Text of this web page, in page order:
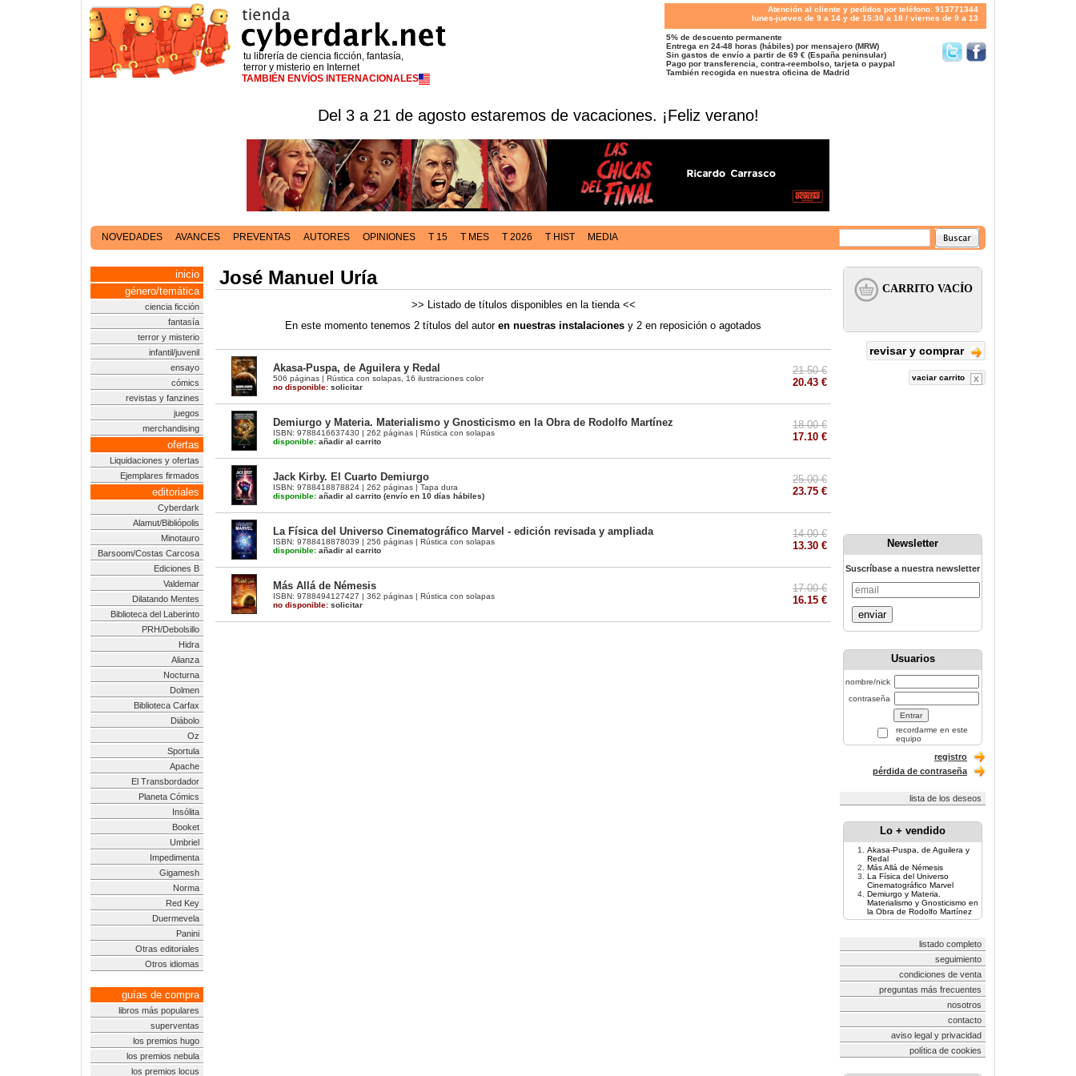
tu librería de ciencia ficción, fantasía,
terror y misterio en Internet
TAMBIÉN ENVÍOS INTERNACIONALES
Atención al cliente y pedidos por teléfono: 913771344
lunes-jueves de 9 a 14 y de 15:30 a 18 / viernes de 9 a 13
5% de descuento permanente
Entrega en 24-48 horas (hábiles) por mensajero (MRW)
Sin gastos de envío a partir de 69 € (España peninsular)
Pago por transferencia, contra-reembolso, tarjeta o paypal
También recogida en nuestra oficina de Madrid
Del 3 a 21 de agosto estaremos de vacaciones. ¡Feliz verano!
NOVEDADES AVANCES PREVENTAS AUTORES OPINIONES T 15 T MES T 2026 T HIST MEDIA
inicio
género/temática
ciencia ficción
fantasía
terror y misterio
infantil/juvenil
ensayo
cómics
revistas y fanzines
juegos
merchandising
ofertas
Liquidaciones y ofertas
Ejemplares firmados
editoriales
Cyberdark
Alamut/Bibliópolis
Minotauro
Barsoom/Costas Carcosa
Ediciones B
Valdemar
Dilatando Mentes
Biblioteca del Laberinto
PRH/Debolsillo
Hidra
Alianza
Nocturna
Dolmen
Biblioteca Carfax
Diábolo
Oz
Sportula
Apache
El Transbordador
Planeta Cómics
Insólita
Booket
Umbriel
Impedimenta
Gigamesh
Norma
Red Key
Duermevela
Panini
Otras editoriales
Otros idiomas
guías de compra
libros más populares
superventas
los premios hugo
los premios nebula
los premios locus
José Manuel Uría
>> Listado de títulos disponibles en la tienda <<
En este momento tenemos 2 títulos del autor en nuestras instalaciones y 2 en reposición o agotados
Akasa-Puspa, de Aguilera y Redal
506 páginas | Rústica con solapas, 16 ilustraciones color
no disponible: solicitar
21.50 €
20.43 €
Demiurgo y Materia. Materialismo y Gnosticismo en la Obra de Rodolfo Martínez
ISBN: 9788416637430 | 262 páginas | Rústica con solapas
disponible: añadir al carrito
18.00 €
17.10 €
Jack Kirby. El Cuarto Demiurgo
ISBN: 9788418878824 | 262 páginas | Tapa dura
disponible: añadir al carrito (envío en 10 días hábiles)
25.00 €
23.75 €
La Física del Universo Cinematográfico Marvel - edición revisada y ampliada
ISBN: 9788418878039 | 256 páginas | Rústica con solapas
disponible: añadir al carrito
14.00 €
13.30 €
Más Allá de Némesis
ISBN: 9788494127427 | 362 páginas | Rústica con solapas
no disponible: solicitar
17.00 €
16.15 €
revisar y comprar
vaciar carrito
Newsletter
Suscríbase a nuestra newsletter
enviar
Usuarios
nombre/nick
contraseña
recordarme en este
equipo
registro
pérdida de contraseña
lista de los deseos
Lo + vendido
Akasa-Puspa, de Aguilera y
Redal
Más Allá de Némesis
La Física del Universo
Cinematográfico Marvel
Demiurgo y Materia.
Materialismo y Gnosticismo en
la Obra de Rodolfo Martínez
listado completo
seguimiento
condiciones de venta
preguntas más frecuentes
nosotros
contacto
aviso legal y privacidad
política de cookies